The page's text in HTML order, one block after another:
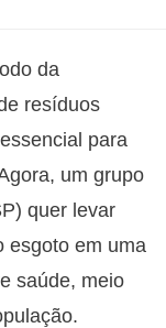
da
resíduos
para
um grupo
quer levar
esgoto em uma
saúde, meio